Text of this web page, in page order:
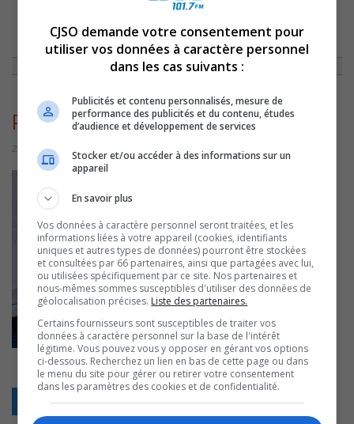
ACCUEIL »ACTUALITÉS»PNEUS D’HIVER OBLIGATOIRES : PLUS QU’UN
MOIS AVANT LE 1ER DÉCEMBRE!
PNEUSHIVER
PneusHiver
2 novembre 2022 | Par Sylvain Rochon
Retour
CJSO demande votre consentement pour
utiliser vos données à caractère personnel
dans les cas suivants :
Publicités et contenu personnalisés, mesure de
performance des publicités et du contenu, études
d’audience et développement de services
Stocker et/ou accéder à des informations sur un
appareil
En savoir plus
Vos données à caractère personnel seront traitées, et les
informations liées à votre appareil (cookies, identifiants
uniques et autres types de données) pourront être stockées
et consultées par 66 partenaires, ainsi que partagées avec lui,
ou utilisées spécifiquement par ce site. Nos partenaires et
nous-mêmes sommes susceptibles d'utiliser des données de
géolocalisation précises. Liste des partenaires.
Certains fournisseurs sont susceptibles de traiter vos
données à caractère personnel sur la base de l'intérêt
légitime. Vous pouvez vous y opposer en gérant vos options
ci-dessous. Recherchez un lien en bas de cette page ou dans
le menu du site pour gérer ou retirer votre consentement
dans les paramètres des cookies et de confidentialité.